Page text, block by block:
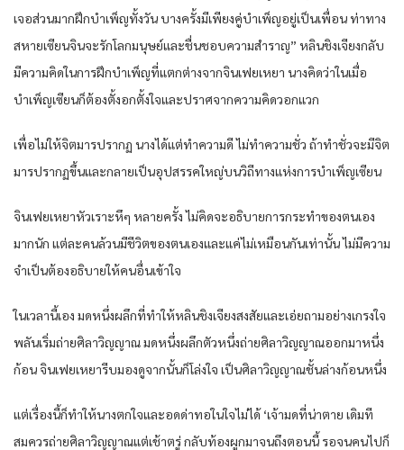
เจอ​ส่วนมาก​ฝึก​บำเพ็ญ​ทั้งวัน​ บางครั้ง​มีเพียง​คู่​บำเพ็ญ​อยู่​เป็นเพื่อน​ ท่าทาง​
สหาย​เซียน​จิน​จะรัก​โลก​มนุษย์​และ​ชื่นชอบ​ความสำราญ​” หลิน​ชิงเจียง​กลับ​
มีความคิด​ใน​การ​ฝึก​บำเพ็ญ​ที่​แตกต่าง​จาก​จิน​เฟย​เหยา​ นาง​คิด​ว่า​ใน​เมื่อ​
บำเพ็ญ​เซียน​ก็​ต้อง​ตั้งอกตั้งใจ​และ​ปราศจาก​ความคิด​วอกแวก​
เพื่อ​ไม่ให้​จิต​มาร​ปรากฏ​ นาง​ได้​แต่​ทำ​ความดี​ ไม่ทำความ​ชั่ว​ ถ้าทำชั่ว​จะมีจิต​
มาร​ปรากฏ​ขึ้น​และ​กลายเป็น​อุปสรรค​ใหญ่​บน​วิถีทาง​แห่ง​การ​บำเพ็ญ​เซียน​
จิน​เฟย​เหยา​หัวเราะ​หึๆ​ หลายครั้ง​ ไม่คิด​จะอธิบาย​การกระทำ​ของ​ตนเอง​
มาก​นัก​ แต่ละคน​ล้วน​มีชีวิต​ของ​ตนเอง​และ​แค่​ไม่เหมือนกัน​เท่านั้น​ ไม่มีความ
จำเป็น​ต้อง​อธิบาย​ให้​คนอื่น​เข้าใจ​
ในเวลานี้​เอง​ มด​หนึ่ง​ผลึก​ที่​ทำให้​หลิน​ชิงเจียง​สงสัย​และ​เอ่ย​ถามอย่าง​เกรงใจ​
พลัน​เริ่ม​ถ่าย​ศิลา​วิญญาณ​ มด​หนึ่ง​ผลึก​ตัว​หนึ่ง​ถ่าย​ศิลา​วิญญาณ​ออกมา​หนึ่ง​
ก้อน​ จิน​เฟย​เหยา​รีบ​มองดู​จากนั้น​ก็​โล่งใจ​ เป็น​ศิลา​วิญญาณ​ชั้นล่าง​ก้อน​หนึ่ง​
แต่​เรื่อง​นี้​ก็​ทำให้​นาง​ตกใจ​และ​อด​ด่าทอ​ใน​ใจไม่ได้​ ‘เจ้ามด​ที่​น่า​ตาย​ เดิมที​
สมควร​ถ่าย​ศิลา​วิญญาณ​แต่​เช้าตรู่​ กลับ​ท้องผูก​มาจนถึง​ตอนนี้​ รอ​จน​คน​ไปก็​